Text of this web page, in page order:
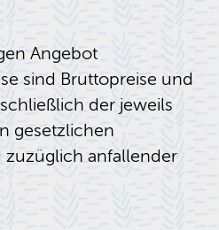
Angebot
sind Bruttopreise und
der jeweils
gesetzlichen
zuzüglich anfallender